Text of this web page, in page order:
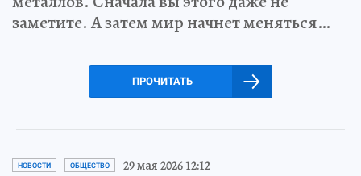
заметите. А затем мир начнет меняться…
ПРОЧИТАТЬ
НОВОСТИ ОБЩЕСТВО 29 мая 2026 12:12